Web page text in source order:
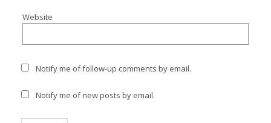
Website
Notify me of follow-up comments by email.
Notify me of new posts by email.